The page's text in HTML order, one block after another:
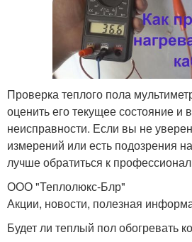
Проверка теплого пола
оценить его текущее состояние
неисправности. Если вы не
измерений или есть подозрения
лучше обратиться к
ООО "Теплолюкс-Блр"
Акции, новости, полезная
Будет ли теплый пол обогревать